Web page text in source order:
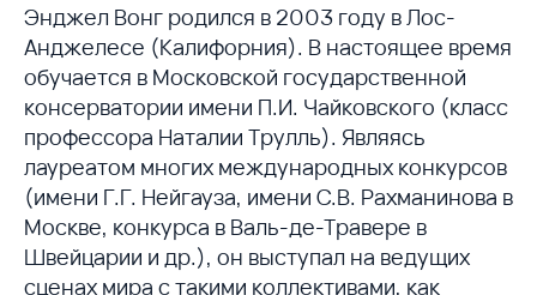
Энджел Вонг родился в 2003 году в Лос-
Анджелесе (Калифорния). В настоящее время
обучается в Московской государственной
консерватории имени П.И. Чайковского (класс
профессора Наталии Трулль). Являясь
лауреатом многих международных конкурсов
(имени Г.Г. Нейгауза, имени С.В. Рахманинова в
Москве, конкурса в Валь-де-Травере в
Швейцарии и др.), он выступал на ведущих
сценах мира с такими коллективами, как